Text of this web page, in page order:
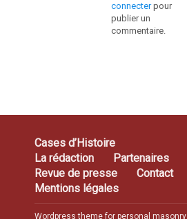
connecterpour
publier un
commentaire.
Cases d’Histoire
La rédaction
Partenaires
Revue de presse
Contact
Mentions légales
Wordpress theme for personal masonry